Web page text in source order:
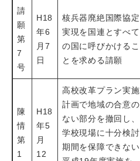
請
願
第
7
号
H18
年6
月7
日
核兵器廃絶国際協定
実現を国連とすべて
の国に呼びかけるこ
とを求める請願
陳
情
第
1
H18
年5
月
12
高校改革プラン実施
計画で地域の合意の
ない部分を撤回し、
学校現場に十分検討
期間を保障できない